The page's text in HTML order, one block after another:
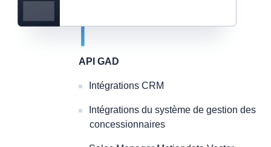
API GAD
Intégrations CRM
Intégrations du système de gestion des
concessionnaires